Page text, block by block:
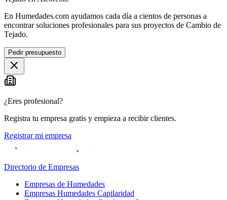
En Humedades.com ayudamos cada día a cientos de personas a
encontrar soluciones profesionales para sus proyectos de Cambio de
Tejado.
Pedir presupuesto
¿Eres profesional?
Registra tu empresa gratis y empieza a recibir clientes.
Registrar mi empresa
Directorio de Empresas
Empresas de Humedades
Empresas Humedades Capilaridad